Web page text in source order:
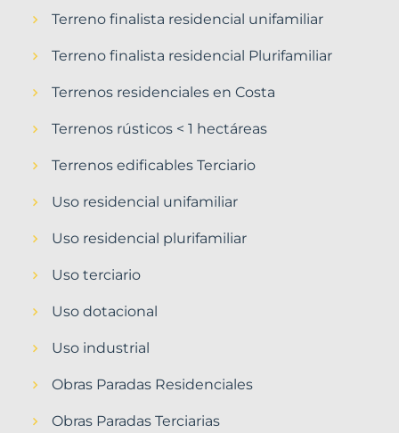
Terreno finalista residencial unifamiliar
Terreno finalista residencial Plurifamiliar
Terrenos residenciales en Costa
Terrenos rústicos < 1 hectáreas
Terrenos edificables Terciario
Uso residencial unifamiliar
Uso residencial plurifamiliar
Uso terciario
Uso dotacional
Uso industrial
Obras Paradas Residenciales
Obras Paradas Terciarias